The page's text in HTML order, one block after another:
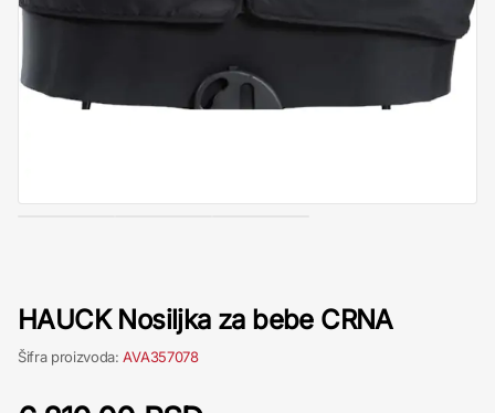
HAUCK Nosiljka za bebe CRNA
Šifra proizvoda:AVA357078